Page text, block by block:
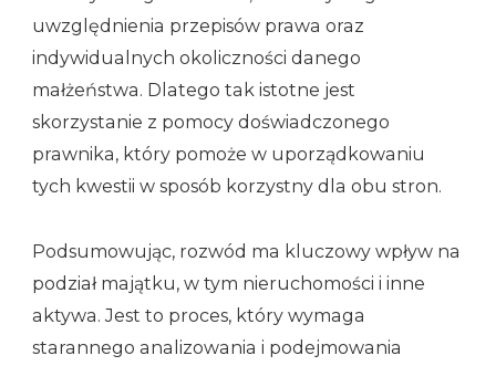
uwzględnienia przepisów prawa oraz
indywidualnych okoliczności danego
małżeństwa. Dlatego tak istotne jest
skorzystanie z pomocy doświadczonego
prawnika, który pomoże w uporządkowaniu
tych kwestii w sposób korzystny dla obu stron.
Podsumowując, rozwód ma kluczowy wpływ na
podział majątku, w tym nieruchomości i inne
aktywa. Jest to proces, który wymaga
starannego analizowania i podejmowania